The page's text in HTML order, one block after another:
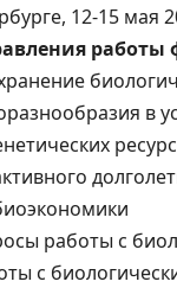
12-15 мая
работы
в
работы с
с